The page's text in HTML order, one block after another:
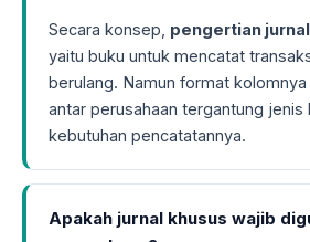
Secara konsep, pengertian
yaitu buku untuk mencatat
berulang. Namun format
antar perusahaan tergantung jenis
kebutuhan pencatatannya.
Apakah jurnal khusus wajib